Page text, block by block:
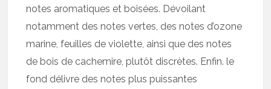
notes aromatiques et boisées. Dévoilant
notamment des notes vertes, des notes d’ozone
marine, feuilles de violette, ainsi que des notes
de bois de cachemire, plutôt discrètes. Enfin. le
fond délivre des notes plus puissantes